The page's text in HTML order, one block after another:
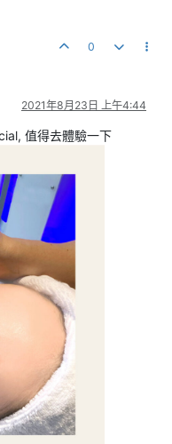
0
2021年8月23日 上午4:44
值得去體驗一下